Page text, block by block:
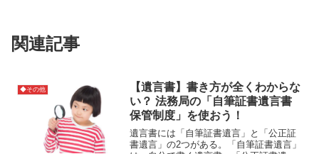
関連記事
◆その他
【遺言書】書き方が全くわからな
い？ 法務局の「自筆証書遺言書
保管制度」を使おう！
遺言書には「自筆証書遺言」と「公正証
書遺言」の2つがある。「自筆証書遺言」